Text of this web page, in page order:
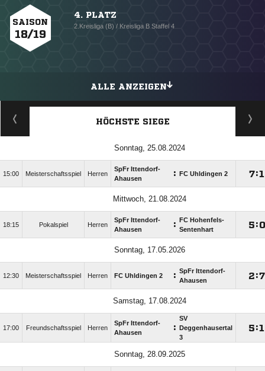
SAISON
18/19
4. PLATZ
2.Kreisliga (B) / Kreisliga B Staffel 4
ALLE ANZEIGEN
HÖCHSTE SIEGE
Sonntag, 25.08.2024
15:00 Meisterschaftsspiel Herren
SpFr Ittendorf-
Ahausen
: FC Uhldingen 2 :
Mittwoch, 21.08.2024
18:15 Pokalspiel Herren
SpFr Ittendorf-
Ahausen
:
FC Hohenfels-
Sentenhart
:
Sonntag, 17.05.2026
12:30 Meisterschaftsspiel Herren FC Uhldingen 2 : SpFr Ittendorf-
Ahausen
:
Samstag, 17.08.2024
17:00 Freundschaftsspiel Herren
SpFr Ittendorf-
Ahausen
:
SV
Deggenhausertal
3
:
Sonntag, 28.09.2025